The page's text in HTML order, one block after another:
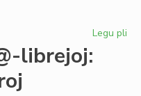
Legu pli
librejoj: